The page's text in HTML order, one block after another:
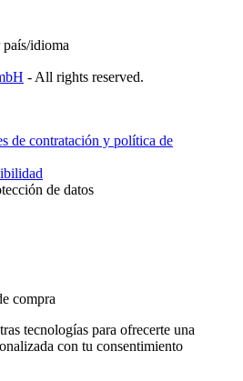
idioma
- All rights reserved.
de contratación y política de
de datos
compra
tecnologías para ofrecerte una
con tu consentimiento